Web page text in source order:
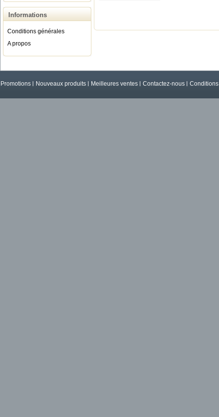
Informations
Conditions générales
A propos
Promotions Nouveaux produits Meilleures ventes Contactez-nous